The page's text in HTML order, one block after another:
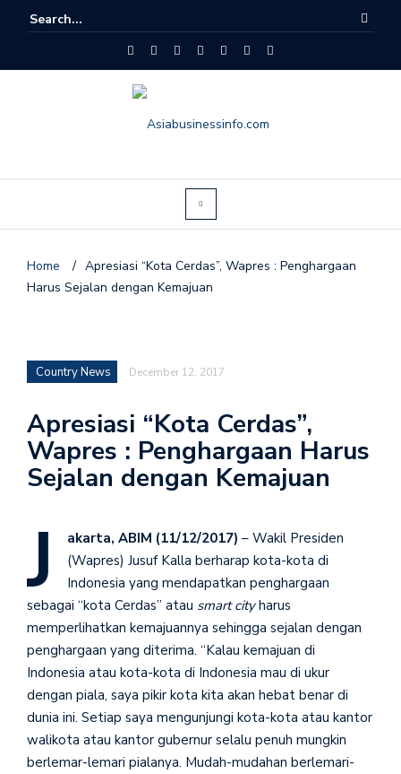
Home / Apresiasi “Kota Cerdas”, Wapres : Penghargaan
Harus Sejalan dengan Kemajuan
Country News December 12, 2017
Apresiasi “Kota Cerdas”,
Wapres : Penghargaan Harus
Sejalan dengan Kemajuan
J akarta, ABIM (11/12/2017) – Wakil Presiden
(Wapres) Jusuf Kalla berharap kota-kota di
Indonesia yang mendapatkan penghargaan
sebagai “kota Cerdas” atau smart cityharus
memperlihatkan kemajuannya sehingga sejalan dengan
penghargaan yang diterima. “Kalau kemajuan di
Indonesia atau kota-kota di Indonesia mau di ukur
dengan piala, saya pikir kota kita akan hebat benar di
dunia ini. Setiap saya mengunjungi kota-kota atau kantor
walikota atau kantor gubernur selalu penuh mungkin
berlemar-lemari pialanya. Mudah-mudahan berlemari-